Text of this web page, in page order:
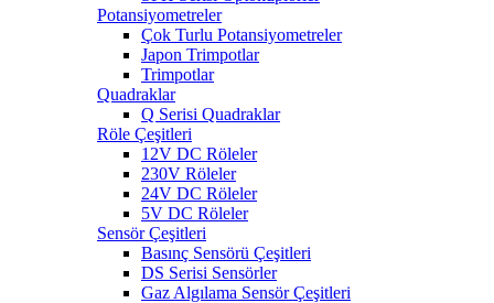
Potansiyometreler
Çok Turlu Potansiyometreler
Japon Trimpotlar
Trimpotlar
Quadraklar
Q Serisi Quadraklar
Röle Çeşitleri
12V DC Röleler
230V Röleler
24V DC Röleler
5V DC Röleler
Sensör Çeşitleri
Basınç Sensörü Çeşitleri
DS Serisi Sensörler
Gaz Algılama Sensör Çeşitleri